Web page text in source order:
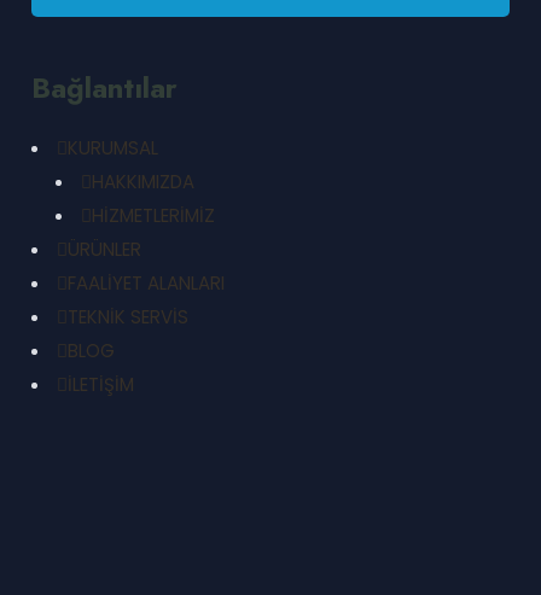
Bağlantılar
KURUMSAL
HAKKIMIZDA
HİZMETLERİMİZ
ÜRÜNLER
FAALİYET ALANLARI
TEKNİK SERVİS
BLOG
İLETİŞİM